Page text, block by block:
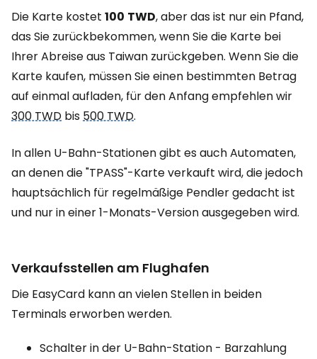
Die Karte kostet 100 TWD, aber das ist nur ein Pfand,
das Sie zurückbekommen, wenn Sie die Karte bei
Ihrer Abreise aus Taiwan zurückgeben. Wenn Sie die
Karte kaufen, müssen Sie einen bestimmten Betrag
auf einmal aufladen, für den Anfang empfehlen wir
300 TWD bis500 TWD.
In allen U-Bahn-Stationen gibt es auch Automaten,
an denen die "TPASS"-Karte verkauft wird, die jedoch
hauptsächlich für regelmäßige Pendler gedacht ist
und nur in einer 1-Monats-Version ausgegeben wird.
Verkaufsstellen am Flughafen
Die EasyCard kann an vielen Stellen in beiden
Terminals erworben werden.
Schalter in der U-Bahn-Station - Barzahlung